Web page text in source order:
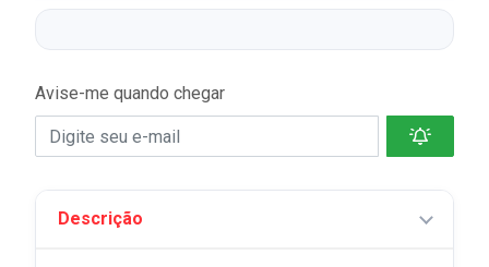
Avise-me quando chegar
Descrição